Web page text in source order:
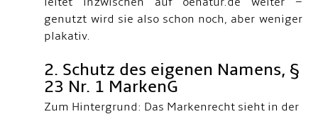
genutzt wird sie also schon noch, aber weniger
plakativ.
2. Schutz des eigenen Namens, §
23 Nr. 1 MarkenG
Zum Hintergrund: Das Markenrecht sieht in der